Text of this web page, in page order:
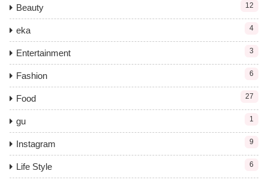
Beauty 12
eka 4
Entertainment 3
Fashion 6
Food 27
gu 1
Instagram 9
Life Style 6